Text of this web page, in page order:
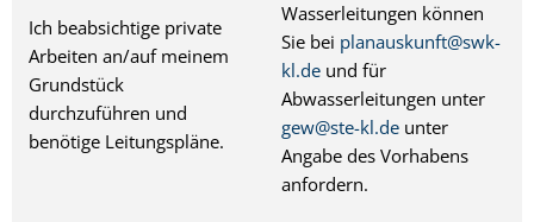
Ich beabsichtige private
Arbeiten an/auf meinem
Grundstück
durchzuführen und
benötige Leitungspläne.
Wasserleitungen können
Sie bei planauskunft@swk-
kl.de und für
Abwasserleitungen unter
gew@ste-kl.de unter
Angabe des Vorhabens
anfordern.